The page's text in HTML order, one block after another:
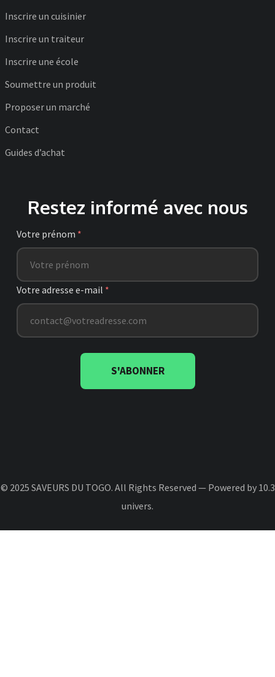
Inscrire un cuisinier
Inscrire un traiteur
Inscrire une école
Soumettre un produit
Proposer un marché
Contact
Guides d’achat
Restez informé avec nous
Votre prénom *
Votre adresse e-mail *
S'ABONNER
© 2025 SAVEURS DU TOGO. All Rights Reserved — Powered by 10.3
univers.